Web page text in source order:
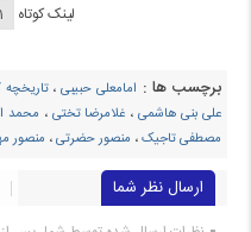
لینک کوتاه
برچسب ها : امامعلی حبیبی،
علی بنی هاشمی ، غلامرضا تختی ، محمد
مصطفی تاجیک، منصور حضرتی، منصور
ارسال نظر شما